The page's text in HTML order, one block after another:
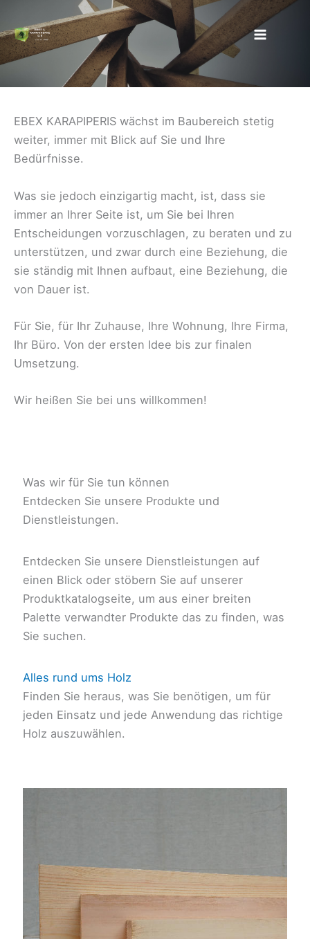
Inhalt
springen
EBEX KARAPIPERIS wächst im Baubereich stetig
weiter, immer mit Blick auf Sie und Ihre
Bedürfnisse.
Was sie jedoch einzigartig macht, ist, dass sie
immer an Ihrer Seite ist, um Sie bei Ihren
Entscheidungen vorzuschlagen, zu beraten und zu
unterstützen, und zwar durch eine Beziehung, die
sie ständig mit Ihnen aufbaut, eine Beziehung, die
von Dauer ist.
Für Sie, für Ihr Zuhause, Ihre Wohnung, Ihre Firma,
Ihr Büro. Von der ersten Idee bis zur finalen
Umsetzung.
Wir heißen Sie bei uns willkommen!
Was wir für Sie tun können
Entdecken Sie unsere Produkte und
Dienstleistungen.
Entdecken Sie unsere Dienstleistungen auf
einen Blick oder stöbern Sie auf unserer
Produktkatalogseite, um aus einer breiten
Palette verwandter Produkte das zu finden, was
Sie suchen.
Alles rund ums Holz
Finden Sie heraus, was Sie benötigen, um für
jeden Einsatz und jede Anwendung das richtige
Holz auszuwählen.